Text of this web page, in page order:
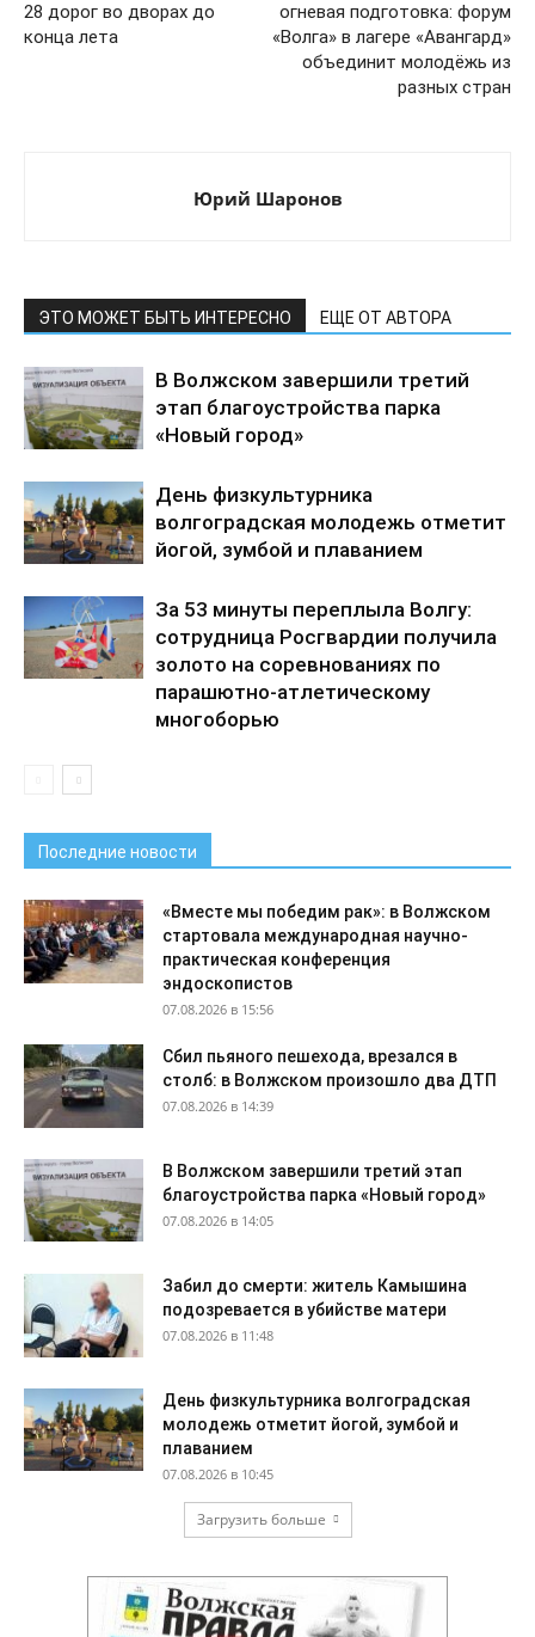
28 дорог во дворах до
конца лета
огневая подготовка: форум
«Волга» в лагере «Авангард»
объединит молодёжь из
разных стран
Юрий Шаронов
ЭТО МОЖЕТ БЫТЬ ИНТЕРЕСНО ЕЩЕ ОТ АВТОРА
В Волжском завершили третий
этап благоустройства парка
«Новый город»
День физкультурника
волгоградская молодежь отметит
йогой, зумбой и плаванием
За 53 минуты переплыла Волгу:
сотрудница Росгвардии получила
золото на соревнованиях по
парашютно-атлетическому
многоборью
Последние новости
«Вместе мы победим рак»: в Волжском
стартовала международная научно-
практическая конференция
эндоскопистов
07.08.2026 в 15:56
Сбил пьяного пешехода, врезался в
столб: в Волжском произошло два ДТП
07.08.2026 в 14:39
В Волжском завершили третий этап
благоустройства парка «Новый город»
07.08.2026 в 14:05
Забил до смерти: житель Камышина
подозревается в убийстве матери
07.08.2026 в 11:48
День физкультурника волгоградская
молодежь отметит йогой, зумбой и
плаванием
07.08.2026 в 10:45
Загрузить больше